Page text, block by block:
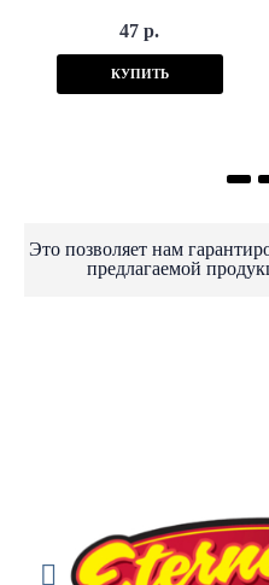
47 р.
КУПИТЬ
Это позволяет нам
предлагаемой